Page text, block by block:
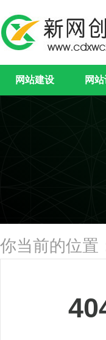
网站建设 网
你当前的位置